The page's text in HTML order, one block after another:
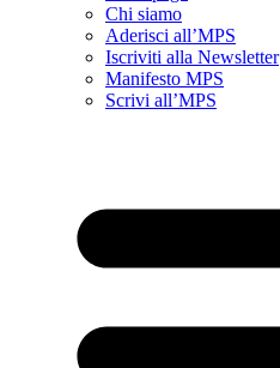
Chi siamo
Aderisci all’MPS
Iscriviti alla Newsletter
Manifesto MPS
Scrivi all’MPS